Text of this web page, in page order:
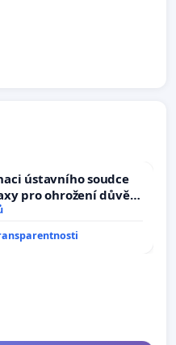
ústavního soudce
pro ohrožení důvěry
proces